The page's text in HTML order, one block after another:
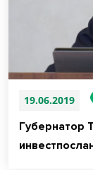
19.06.2019
Губернатор